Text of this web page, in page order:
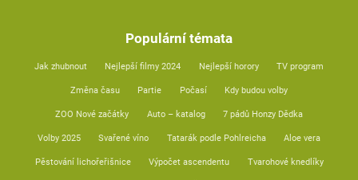
Populární témata
Jak zhubnout Nejlepší filmy 2024 Nejlepší horory TV program
Změna času Partie Počasí Kdy budou volby
ZOO Nové začátky Auto – katalog 7 pádů Honzy Dědka
Volby 2025 Svařené víno Tatarák podle Pohlreicha Aloe vera
Pěstování lichořeřišnice Výpočet ascendentu Tvarohové knedlíky